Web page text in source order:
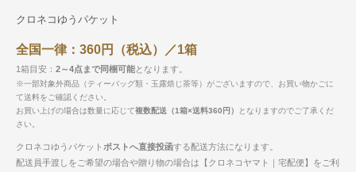
クロネコゆうパケット
全国一律：360円（税込）／1箱
1箱目安： 2～4点まで同梱可能となります。
※一部対象外商品（ティーバッグ類・玉露焙じ茶等）がございますので、お買い物かごに
て送料をご確認ください。
お買い上げの場合は数量に応じて複数配送（1箱×送料360円）
となりますのでご了承くだ
さい。
クロネコゆうパケット ポストへ直接投函する配送方法になります。
配送員手渡しをご希望の場合や贈り物の場合は【クロネコヤマト｜宅配便】をご利